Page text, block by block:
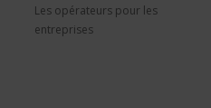
Les opérateurs pour les
entreprises